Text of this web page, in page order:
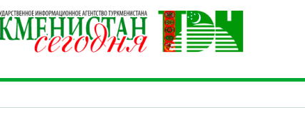
Выступление Президента Туркменистана Гурбангулы
тюркоязычных государств